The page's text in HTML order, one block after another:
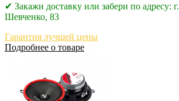
✔ Закажи доставку или забери по адресу:
Шевченко, 83
Гарантия лучшей цены
Подробнее о товаре